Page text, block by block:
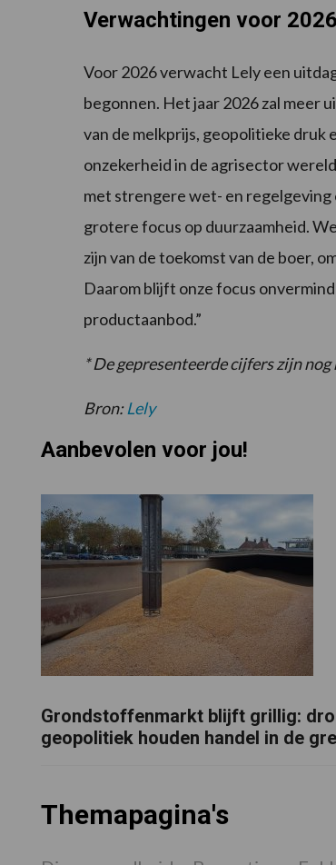
Verwachtingen voor 2026
Voor 2026 verwacht Lely een
begonnen. Het jaar 2026 zal meer
van de melkprijs, geopolitieke druk
onzekerheid in de agrisector
met strengere wet- en regelgeving
grotere focus op duurzaamheid.
zijn van de toekomst van de boer,
Daarom blijft onze focus
productaanbod.”
* De gepresenteerde cijfers zijn
Bron:Lely
Aanbevolen voor jou!
Grondstoffenmarkt blijft grillig:
geopolitiek houden handel in de
Themapagina's